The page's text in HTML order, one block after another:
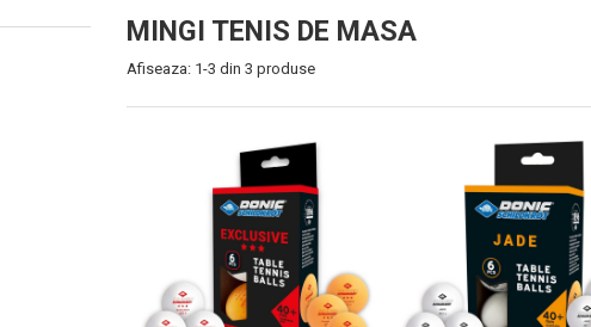
MINGI TENIS DE MASA
Afiseaza: 1-3 din 3 produse